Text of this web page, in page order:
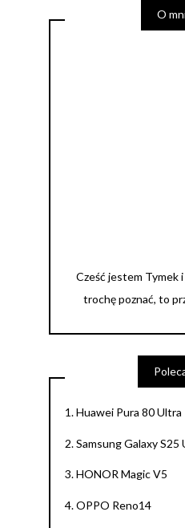
O
Cześć jestem Tymek
trochę poznać, to
1.Huawei Pura 80 Ultra
2.Samsung Galaxy S25
3.HONOR Magic V5
4.OPPO Reno14